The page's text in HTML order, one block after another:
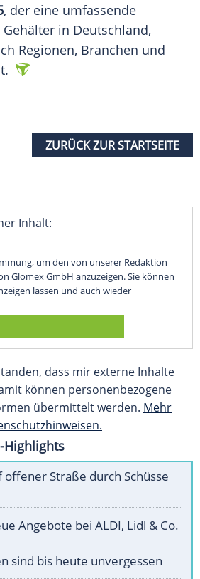
, der eine umfassende
in Deutschland,
Regionen, Branchen und
ZURÜCK ZUR STARTSEITE
Inhalt:
um den von unserer Redaktion
Glomex GmbH anzuzeigen. Sie können
lassen und auch wieder
dass mir externe Inhalte
können personenbezogene
übermittelt werden. Mehr
Highlights
offener Straße durch Schüsse
Angebote bei ALDI, Lidl & Co.
sind bis heute unvergessen